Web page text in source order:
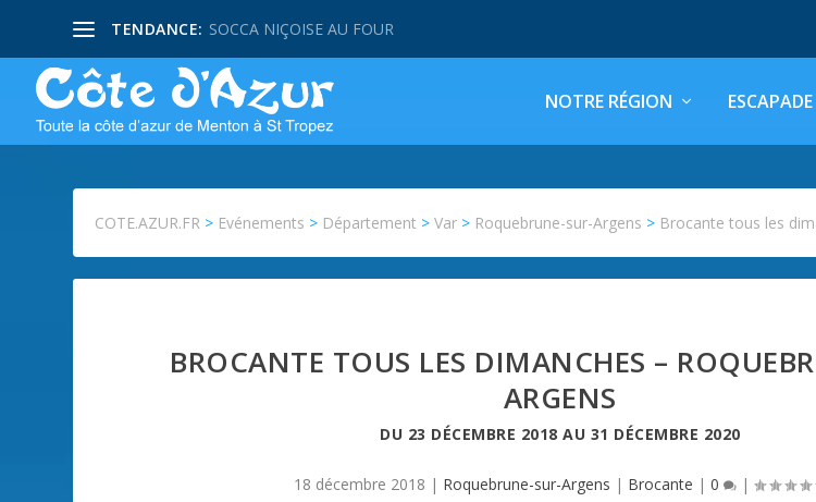
TENDANCE: SOCCA NIÇOISE AU FOUR
NOTRE RÉGION ESCAPADE
COTE.AZUR.FR > Evénements > Département >Var > Roquebrune-sur-Argens > Brocante tous les
BROCANTE TOUS LES DIMANCHES –
ARGENS
DU 23 DÉCEMBRE 2018 AU 31 DÉCEMBRE 2020
18 décembre 2018 | Roquebrune-sur-Argens | Brocante |0 |